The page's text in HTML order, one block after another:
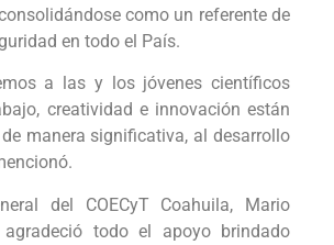
como un referente de
en todo el País.
a las y los jóvenes científicos
creatividad e innovación están
manera significativa, al desarrollo
del COECyT Coahuila, Mario
agradeció todo el apoyo brindado